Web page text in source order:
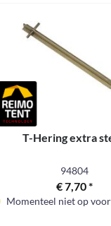
T-Hering extra
94804
€ 7,70 *
Momenteel niet op